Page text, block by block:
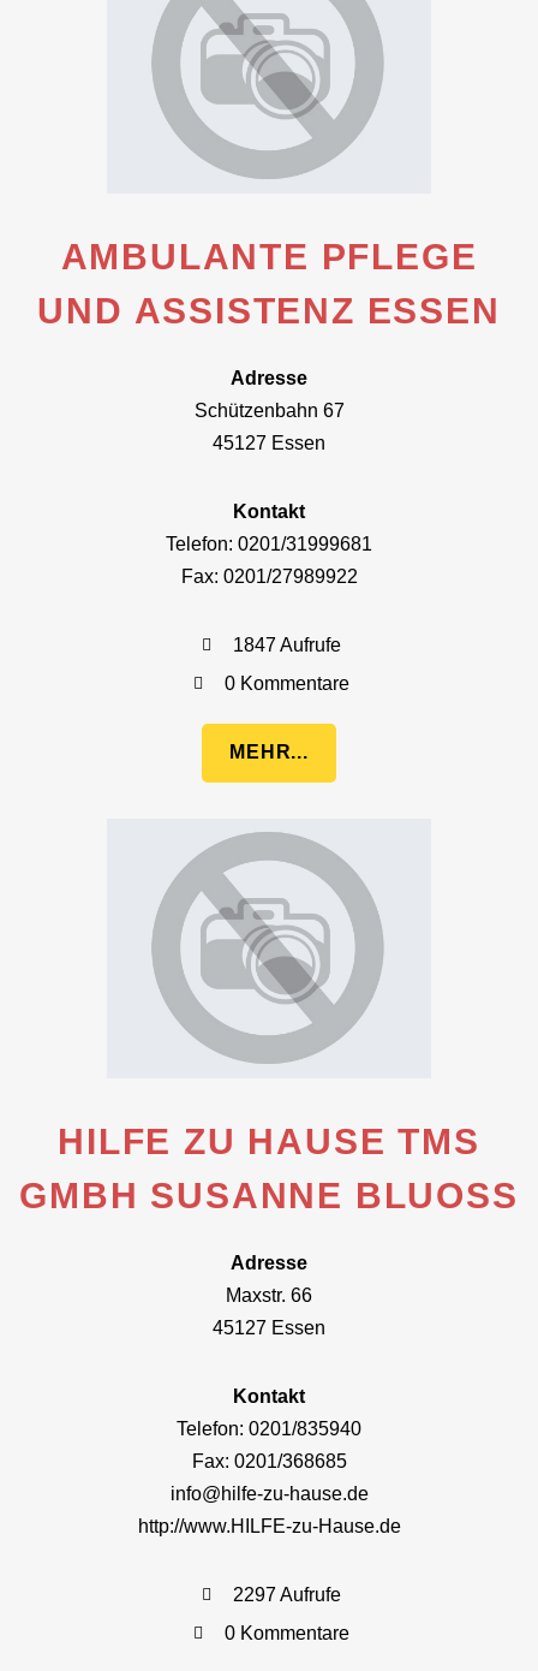
AMBULANTE PFLEGE
UND ASSISTENZ ESSEN
Adresse
Schützenbahn 67
45127 Essen
Kontakt
Telefon: 0201/31999681
Fax: 0201/27989922
1847 Aufrufe
0 Kommentare
MEHR...
HILFE ZU HAUSE TMS
GMBH SUSANNE BLUOSS
Adresse
Maxstr. 66
45127 Essen
Kontakt
Telefon: 0201/835940
Fax: 0201/368685
info@hilfe-zu-hause.de
http://www.HILFE-zu-Hause.de
2297 Aufrufe
0 Kommentare